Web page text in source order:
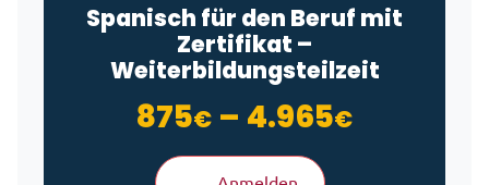
Spanisch für den Beruf mit
Zertifikat –
Weiterbildungsteilzeit
875€ – 4.965€